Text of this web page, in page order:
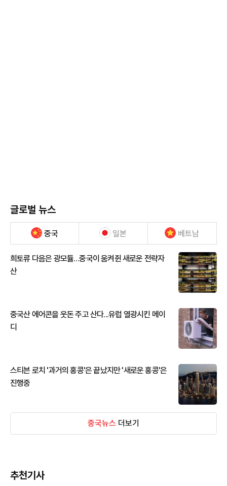
글로벌 뉴스
중국 일본 베트남
희토류 다음은 광모듈…중국이 움켜쥔 새로운 전략자
산
중국산 에어콘을 웃돈 주고 산다...유럽 열광시킨 메이
디
스티븐 로치 '과거의 홍콩'은 끝났지만 '새로운 홍콩'은
진행중
중국뉴스 더보기
추천기사